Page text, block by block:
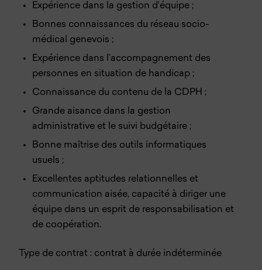
Expérience dans la gestion d’équipe ;
Bonnes connaissances du réseau socio-
médical genevois ;
Expérience dans l’accompagnement des
personnes en situation de handicap ;
Connaissance du contenu de la CDPH ;
Grande aisance dans la gestion
administrative et le suivi budgétaire ;
Bonne maîtrise des outils informatiques
usuels ;
Excellentes aptitudes relationnelles et
communication aisée, capacité à diriger une
équipe dans un esprit de responsabilisation et
de coopération.
Type de contrat : contrat à durée indéterminée